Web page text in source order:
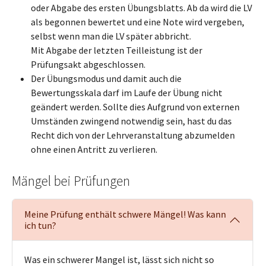
oder Abgabe des ersten Übungsblatts. Ab da wird die LV
als begonnen bewertet und eine Note wird vergeben,
selbst wenn man die LV später abbricht.
Mit Abgabe der letzten Teilleistung ist der
Prüfungsakt abgeschlossen.
Der Übungsmodus und damit auch die
Bewertungsskala darf im Laufe der Übung nicht
geändert werden. Sollte dies Aufgrund von externen
Umständen zwingend notwendig sein, hast du das
Recht dich von der Lehrveranstaltung abzumelden
ohne einen Antritt zu verlieren.
Mängel bei Prüfungen
Meine Prüfung enthält schwere Mängel! Was kann
ich tun?
Was ein schwerer Mangel ist, lässt sich nicht so